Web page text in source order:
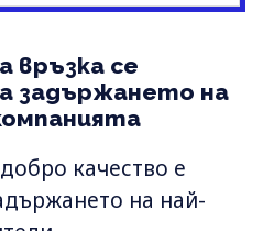
връзка се
задържането на
качество е
на най-